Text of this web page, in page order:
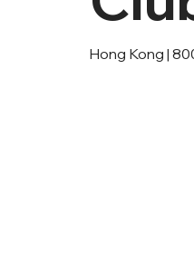
Hong Kong |